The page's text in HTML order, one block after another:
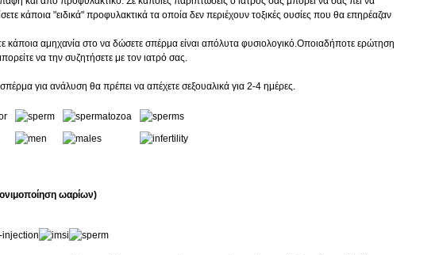
κάποια "ειδικά" προφυλακτικά τα οποία δεν περιέχουν τοξικές ουσίες που θα επηρέαζαν
κάποια αμηχανία στο να δώσετε σπέρμα είναι απόλυτα φυσιολογικό.Οποιαδήποτε ερώτηση
να την συζητήσετε με τον ιατρό σας.
για ανάλυση θα πρέπει να απέχετε σεξουαλικά για 2-4 ημέρες.
ωαρίων)